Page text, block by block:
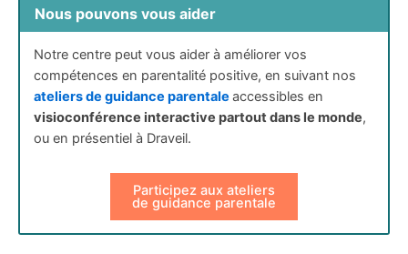
Nous pouvons vous aider
Notre centre peut vous aider à améliorer vos
compétences en parentalité positive, en suivant nos
ateliers de guidance parentale accessibles en
visioconférence interactive partout dans le monde,
ou en présentiel à Draveil.
Participez aux ateliers
de guidance parentale